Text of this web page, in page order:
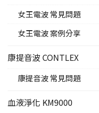
女王電波 常見問題
女王電波 案例分享
康提音波 CONTLEX
康提音波 常見問題
血液淨化 KM9000